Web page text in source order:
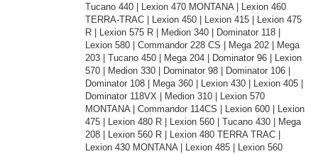
Tucano 440 | Lexion 470 MONTANA | Lexion 460
TERRA-TRAC | Lexion 450 | Lexion 415 | Lexion 475
R | Lexion 575 R | Medion 340 | Dominator 118 |
Lexion 580 | Commandor 228 CS | Mega 202 | Mega
203 | Tucano 450 | Mega 204 | Dominator 96 | Lexion
570 | Medion 330 | Dominator 98 | Dominator 106 |
Dominator 108 | Mega 360 | Lexion 430 | Lexion 405 |
Dominator 118VX | Medion 310 | Lexion 570
MONTANA | Commandor 114CS | Lexion 600 | Lexion
475 | Lexion 480 R | Lexion 560 | Tucano 430 | Mega
208 | Lexion 560 R | Lexion 480 TERRA TRAC |
Lexion 430 MONTANA | Lexion 485 | Lexion 560